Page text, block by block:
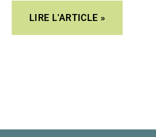
LIRE L’ARTICLE »